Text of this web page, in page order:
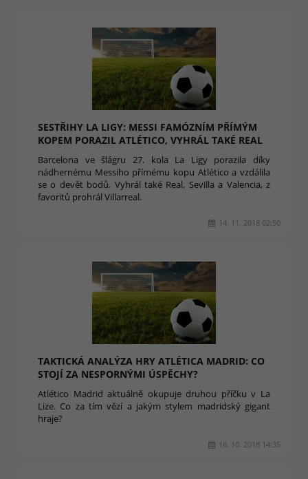
SESTŘIHY LA LIGY: MESSI FAMÓZNÍM PŘÍMÝM
KOPEM PORAZIL ATLÉTICO, VYHRÁL TAKÉ REAL
Barcelona ve šlágru 27. kola La Ligy porazila díky
nádhernému Messiho přímému kopu Atlético a vzdálila
se o devět bodů. Vyhrál také Real, Sevilla a Valencia, z
favoritů prohrál Villarreal.
14. 11. 2018 02:50
TAKTICKÁ ANALÝZA HRY ATLÉTICA MADRID: CO
STOJÍ ZA NESPORNÝMI ÚSPĚCHY?
Atlético Madrid aktuálně okupuje druhou příčku v La
Lize. Co za tím vězí a jakým stylem madridský gigant
hraje?
16. 10. 2018 14:35